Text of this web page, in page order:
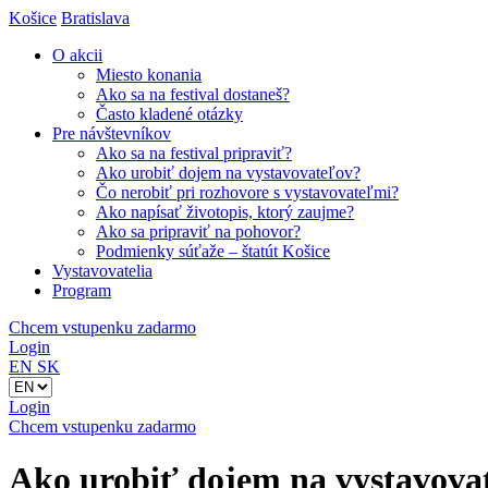
Košice Bratislava
O akcii
Miesto konania
Ako sa na festival dostaneš?
Často kladené otázky
Pre návštevníkov
Ako sa na festival pripraviť?
Ako urobiť dojem na vystavovateľov?
Čo nerobiť pri rozhovore s vystavovateľmi?
Ako napísať životopis, ktorý zaujme?
Ako sa pripraviť na pohovor?
Podmienky súťaže – štatút Košice
Vystavovatelia
Program
Chcem vstupenku zadarmo
Login
EN SK
Login
Chcem vstupenku zadarmo
Ako urobiť dojem na